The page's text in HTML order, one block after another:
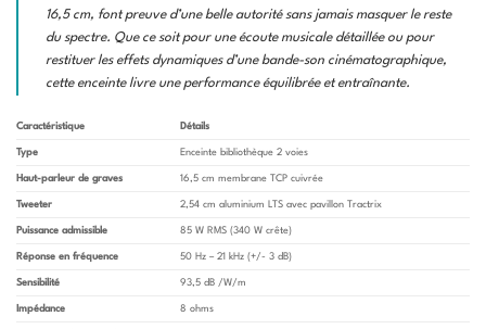
16,5 cm, font preuve d’une belle autorité sans jamais masquer le reste
du spectre. Que ce soit pour une écoute musicale détaillée ou pour
restituer les effets dynamiques d’une bande-son cinématographique,
cette enceinte livre une performance équilibrée et entraînante.
Caractéristique Détails
Type Enceinte bibliothèque 2 voies
Haut-parleur de graves 16,5 cm membrane TCP cuivrée
Tweeter 2,54 cm aluminium LTS avec pavillon Tractrix
Puissance admissible 85 W RMS (340 W crête)
Réponse en fréquence 50 Hz – 21 kHz (+/- 3 dB)
Sensibilité 93,5 dB /W/m
Impédance 8 ohms